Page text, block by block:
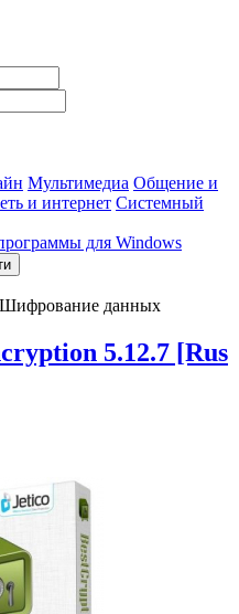
Мультимедиа Общение и
и интернет Системный
для Windows
данных
5.12.7 [Rus